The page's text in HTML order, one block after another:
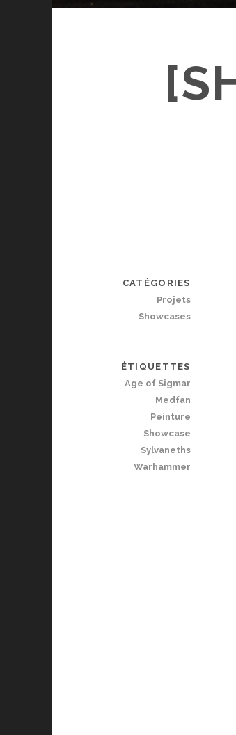
CATÉGORIES
Projets
Showcases
ÉTIQUETTES
Age of Sigmar
Medfan
Peinture
Showcase
Sylvaneths
Warhammer